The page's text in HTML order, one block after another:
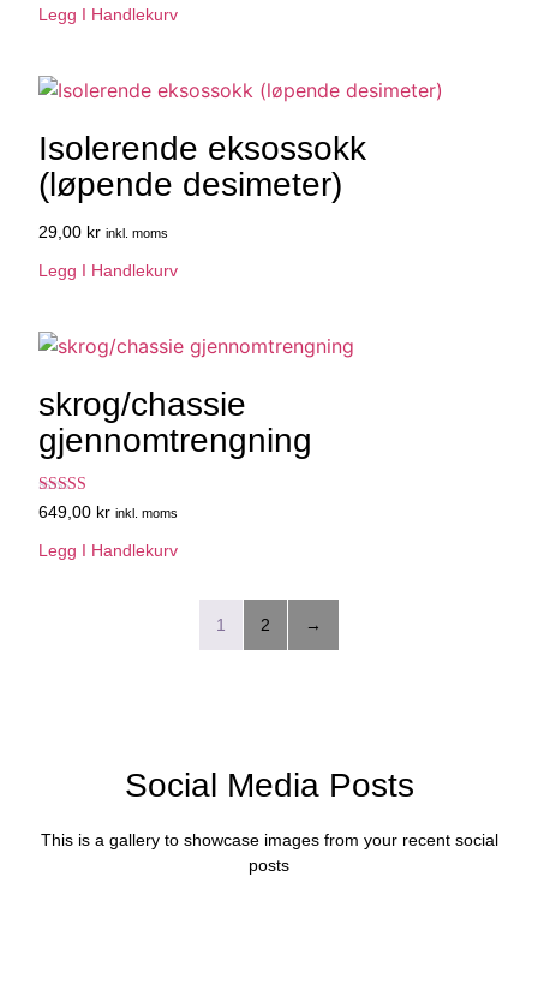
Legg I Handlekurv
Isolerende eksossokk
(løpende desimeter)
29,00 kr inkl. moms
Legg I Handlekurv
skrog/chassie
gjennomtrengning
Vurdert
4.50
649,00 kr inkl. moms
Legg I Handlekurv
1 2 →
Social Media Posts
This is a gallery to showcase images from your recent social
posts